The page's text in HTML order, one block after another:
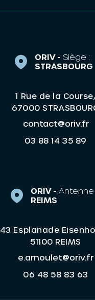
ORIV - Siège :
STRASBOURG
1 Rue de la Course,
67000
contact@oriv.fr
03 88 14 35 89
ORIV - Antenne
REIMS
43 Esplanade
51100 REIMS
e.arnoulet@oriv.fr
06 48 58 83 63